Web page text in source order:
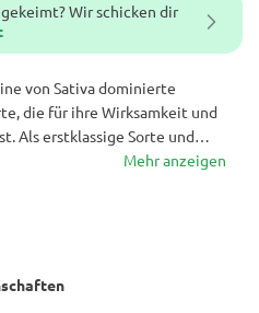
Wir schicken dir
von Sativa dominierte
die für ihre Wirksamkeit und
Als erstklassige Sorte und
Super Lemon Haze sorgt diese
und das bemerkenswert
Mehr anzeigen